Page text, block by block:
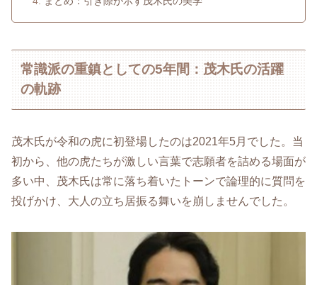
常識派の重鎮としての5年間：茂木氏の活躍
の軌跡
茂木氏が令和の虎に初登場したのは2021年5月でした。当
初から、他の虎たちが激しい言葉で志願者を詰める場面が
多い中、茂木氏は常に落ち着いたトーンで論理的に質問を
投げかけ、大人の立ち居振る舞いを崩しませんでした。